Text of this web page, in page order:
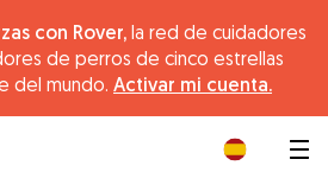
con Rover, la red de cuidadores
de perros de cinco estrellas
del mundo. Activar mi cuenta.